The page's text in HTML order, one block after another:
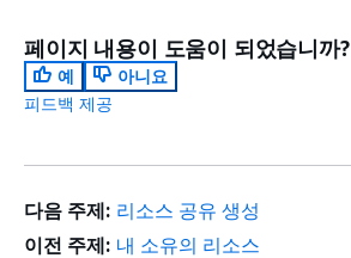
페이지 내용이 도움이 되었습니까?
예
아니요
피드백 제공
다음 주제: 리소스 공유 생성
이전 주제: 내 소유의 리소스